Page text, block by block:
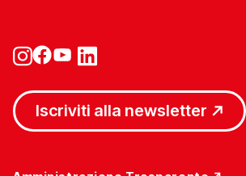
Iscriviti alla newsletter